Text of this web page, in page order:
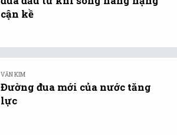
cận kề
VĂN KIM
Đường đua mới của nước tăng
lực